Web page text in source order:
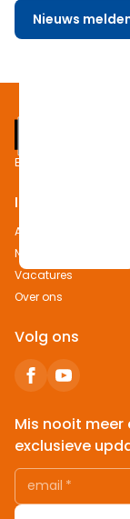
Nieuws
Footer
Een uitgave van
Informatie
Adverteren
Nieuws melden
Vacatures
Over ons
Volg ons
Mis nooit
exclusieve
email *